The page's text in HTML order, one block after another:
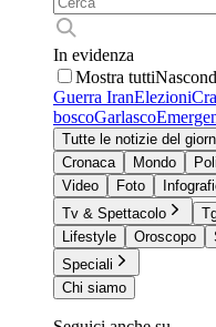
In evidenza
Mostra tutti
Guerra IranElezioni
boscoGarlasco
Tutte le notizie del
Cronaca
Mondo
Video
Foto
Tv & Spettacolo
Lifestyle
Oroscopo
Speciali
Chi siamo